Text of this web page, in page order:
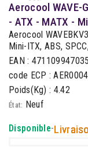
Aerocool WAVE-
- ATX - MATX -
Aerocool
Mini-ITX, ABS,
EAN :
code ECP :
Poids(Kg) : 4.42
État: Neuf
Disponible-